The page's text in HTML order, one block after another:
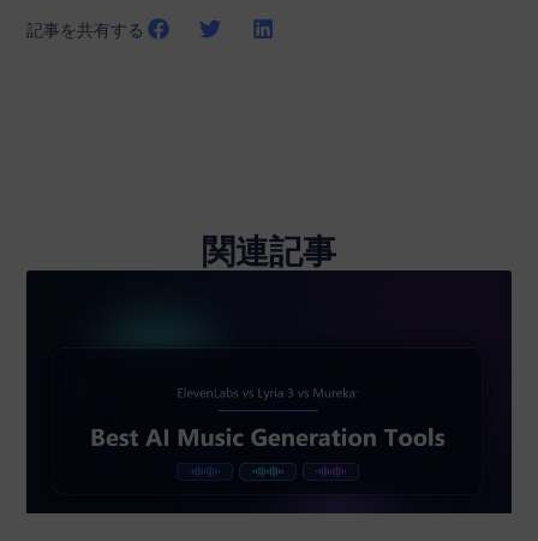
記事を共有する
関連記事